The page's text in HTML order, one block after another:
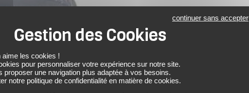
les cookies !
pour personnaliser votre expérience sur notre site.
proposer une navigation plus adaptée à vos besoins.
notre politique de confidentialité en matière de cookies.
continuer sans accepter